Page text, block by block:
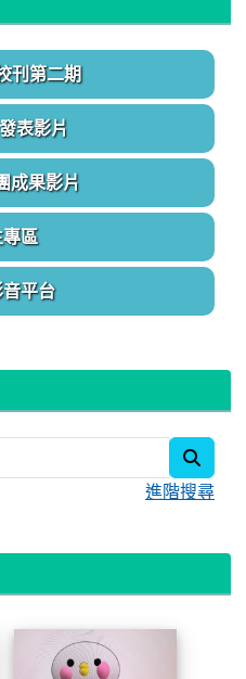
刊第二期
表影片
成果影片
區
平台
進階搜尋
科技教育(作品) 六年級